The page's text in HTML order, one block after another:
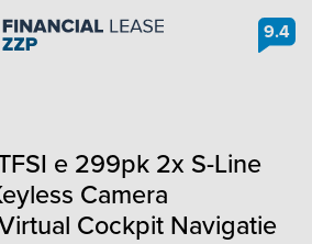
9.4
e 299pk 2x S-Line
Camera
Cockpit Navigatie